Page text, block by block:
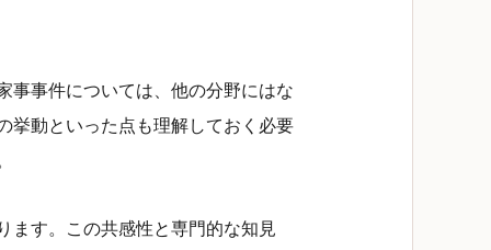
事事件については、他の分野にはな
挙動といった点も理解しておく必要
ます。この共感性と専門的な知見